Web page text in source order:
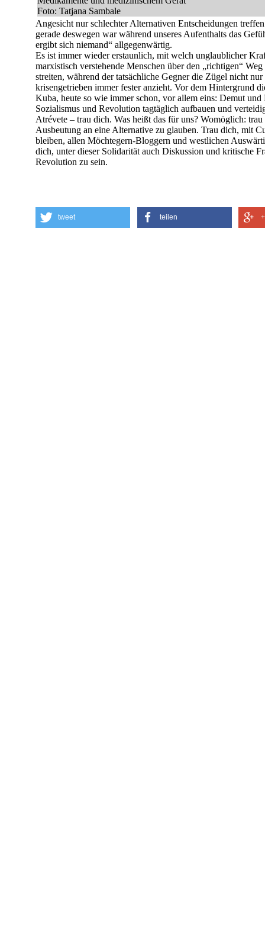
Foto: Tatjana Sambale
Angesicht nur schlechter Alternativen Entscheidungen
gerade deswegen war während unseres Aufenthalts das
ergibt sich niemand“ allgegenwärtig.
Es ist immer wieder erstaunlich, mit welch unglaublicher
marxistisch verstehende Menschen über den „richtigen“
streiten, während der tatsächliche Gegner die Zügel nicht
krisengetrieben immer fester anzieht. Vor dem Hintergrund
Kuba, heute so wie immer schon, vor allem eins: Demut und
Sozialismus und Revolution tagtäglich aufbauen und
Atrévete – trau dich. Was heißt das für uns? Womöglich:
Ausbeutung an eine Alternative zu glauben. Trau dich, mit
bleiben, allen Möchtegern-Bloggern und westlichen
dich, unter dieser Solidarität auch Diskussion und kritische
Revolution zu sein.
tweet teilen